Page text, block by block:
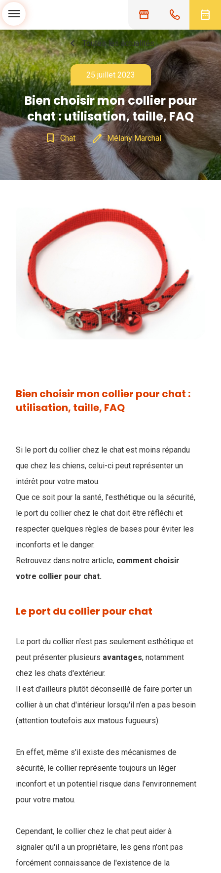
storefront date_range
menu
chevron_left Toutes les actualités
25 juillet 2023
Bien choisir mon collier pour
chat : utilisation, taille, FAQ
bookmark_border Chat edit Mélany Marchal
Bien choisir mon collier pour chat :
utilisation, taille, FAQ
Si le port du collier chez le chat est moins répandu
que chez les chiens, celui-ci peut représenter un
intérêt pour votre matou.
Que ce soit pour la santé, l'esthétique ou la sécurité,
le port du collier chez le chat doit être réfléchi et
respecter quelques règles de bases pour éviter les
inconforts et le danger.
Retrouvez dans notre article, comment choisir
votre collier pour chat.
Le port du collier pour chat
Le port du collier n'est pas seulement esthétique et
peut présenter plusieurs avantages, notamment
chez les chats d'extérieur.
Il est d'ailleurs plutôt déconseillé de faire porter un
collier à un chat d'intérieur lorsqu'il n'en a pas besoin
(attention toutefois aux matous fugueurs).
En effet, même s'il existe des mécanismes de
sécurité, le collier représente toujours un léger
inconfort et un potentiel risque dans l'environnement
pour votre matou.
Cependant, le collier chez le chat peut aider à
signaler qu'il a un propriétaire, les gens n'ont pas
forcément connaissance de l'existence de la